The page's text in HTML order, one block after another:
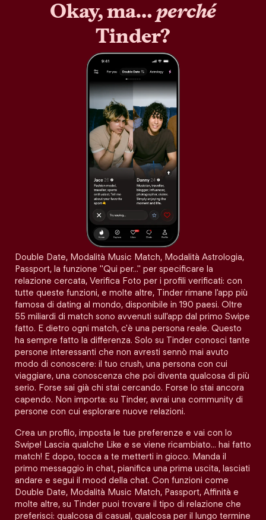
Okay, ma…perché
Tinder?
Double Date, Modalità Music Match, Modalità Astrologia,
Passport, la funzione "Qui per…" per specificare la
relazione cercata, Verifica Foto per i profili verificati: con
tutte queste funzioni, e molte altre, Tinder rimane l'app più
famosa di dating al mondo, disponibile in 190 paesi. Oltre
55 miliardi di match sono avvenuti sull'app dal primo Swipe
fatto. E dietro ogni match, c'è una persona reale. Questo
ha sempre fatto la differenza. Solo su Tinder conosci tante
persone interessanti che non avresti sennò mai avuto
modo di conoscere: il tuo crush, una persona con cui
viaggiare, una conoscenza che poi diventa qualcosa di più
serio. Forse sai già chi stai cercando. Forse lo stai ancora
capendo. Non importa: su Tinder, avrai una community di
persone con cui esplorare nuove relazioni.
Crea un profilo, imposta le tue preferenze e vai con lo
Swipe! Lascia qualche Like e se viene ricambiato… hai fatto
match! E dopo, tocca a te metterti in gioco. Manda il
primo messaggio in chat, pianifica una prima uscita, lasciati
andare e segui il mood della chat. Con funzioni come
Double Date, Modalità Music Match, Passport, Affinità e
molte altre, su Tinder puoi trovare il tipo di relazione che
preferisci: qualcosa di casual, qualcosa per il lungo termine